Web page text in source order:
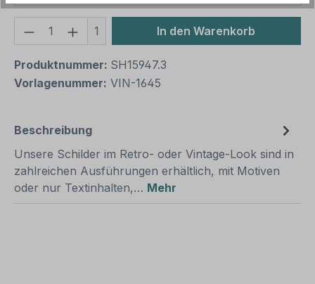
Produkt Anzahl: Gib den
1 In den Warenkorb
Produktnummer: SH15947.3
Vorlagenummer: VIN-1645
Beschreibung
Unsere Schilder im Retro- oder Vintage-Look sind in
zahlreichen Ausführungen erhältlich, mit Motiven
oder nur Textinhalten,… Mehr